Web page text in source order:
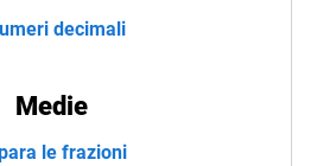
decimali
Medie
le frazioni